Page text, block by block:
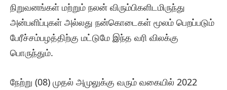
நிறுவனங்கள் மற்றும் நலன் விரும்பிகளிடமிருந்து
அன்பளிப்புகள் அல்லது நன்கொடைகள் மூலம் பெறப்படும்
பேரீச்சம்பழத்திற்கு மட்டுமே இந்த வரி விலக்கு
பொருந்தும்.
நேற்று (08) முதல் அமுலுக்கு வரும் வகையில் 2022